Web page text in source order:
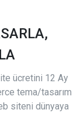
ücretini 12 Ay
tema/tasarım
siteni dünyaya